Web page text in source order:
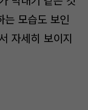
는 모습도 보인
자세히 보이지